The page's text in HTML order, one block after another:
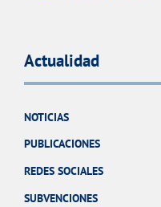
Actualidad
NOTICIAS
PUBLICACIONES
REDES SOCIALES
SUBVENCIONES